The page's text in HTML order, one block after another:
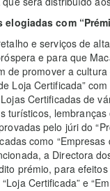
com
e serviços de
e para que
de promover a
Loja Certificada”
Certificadas de
turísticos,
pelo júri do
como
a Directora
prémio, para
Certificada” e